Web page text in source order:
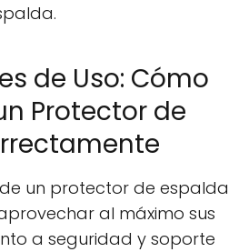
de Uso: Cómo
Protector de
un protector de espalda
al máximo sus
a seguridad y soporte